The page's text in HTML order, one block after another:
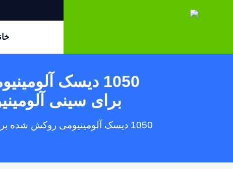
1050 دیسک
برای سینی
1050 دیسک آلومینیومی روکش